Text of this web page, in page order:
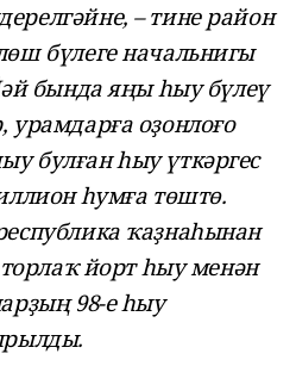
– тине район
бүлеге начальнигы
бында яңы һыу бүлеү
оҙонлоғо
булған һыу үткәргес
һумға төштө.
ҡаҙнаһынан
торлаҡ йорт һыу менән
98-е һыу